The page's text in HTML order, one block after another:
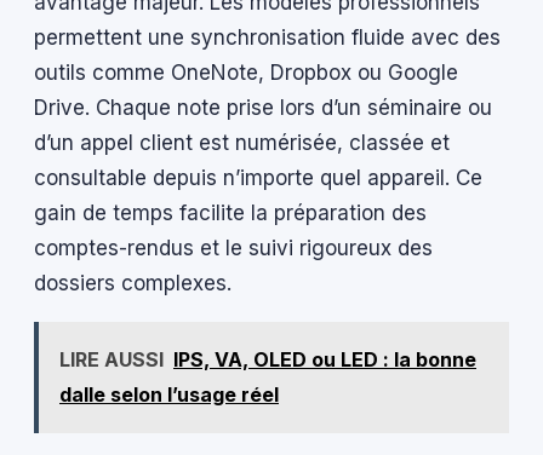
permettent une synchronisation fluide avec des
outils comme OneNote, Dropbox ou Google
Drive. Chaque note prise lors d’un séminaire ou
d’un appel client est numérisée, classée et
consultable depuis n’importe quel appareil. Ce
gain de temps facilite la préparation des
comptes-rendus et le suivi rigoureux des
dossiers complexes.
LIRE AUSSI IPS, VA, OLED ou LED : la bonne
dalle selon l’usage réel